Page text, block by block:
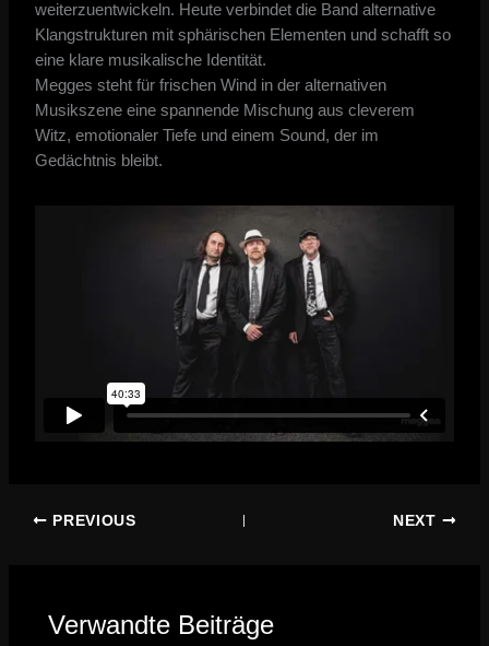
weiterzuentwickeln. Heute verbindet die Band alternative
Klangstrukturen mit sphärischen Elementen und schafft so
eine klare musikalische Identität.
Megges steht für frischen Wind in der alternativen
Musikszene eine spannende Mischung aus cleverem
Witz, emotionaler Tiefe und einem Sound, der im
Gedächtnis bleibt.
PREVIOUS NEXT
Verwandte Beiträge